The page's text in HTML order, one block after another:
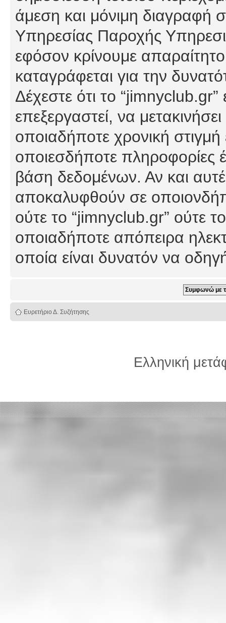
άμεση και μόνιμη διαγραφή
Υπηρεσίας Παροχής
εφόσον κρίνουμε
καταγράφεται για την
Δέχεστε ότι το
επεξεργαστεί, να
οποιαδήποτε χρονική στιγμή
οποιεσδήποτε πληροφορίες
βάση δεδομένων. Αν και
αποκαλυφθούν σε
ούτε το “jimnyclub.gr” ούτε
οποιαδήποτε απόπειρα
οποία είναι δυνατόν να
Ευρετήριο Δ. Συζήτησης
Ελληνική